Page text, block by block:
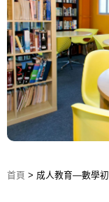
首頁 > 成人教育—數學